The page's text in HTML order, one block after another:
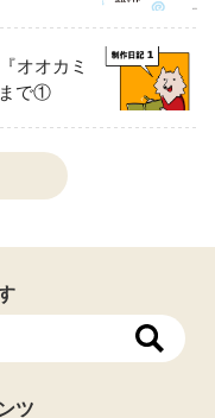
オオカミ
で①
ツ